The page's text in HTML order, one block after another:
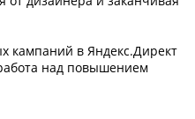
кампаний в Яндекс.Директ
над повышением